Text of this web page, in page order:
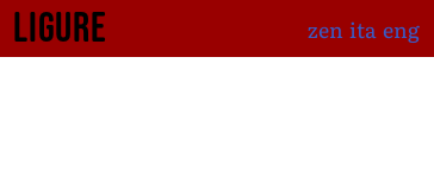
ligure zen ita eng